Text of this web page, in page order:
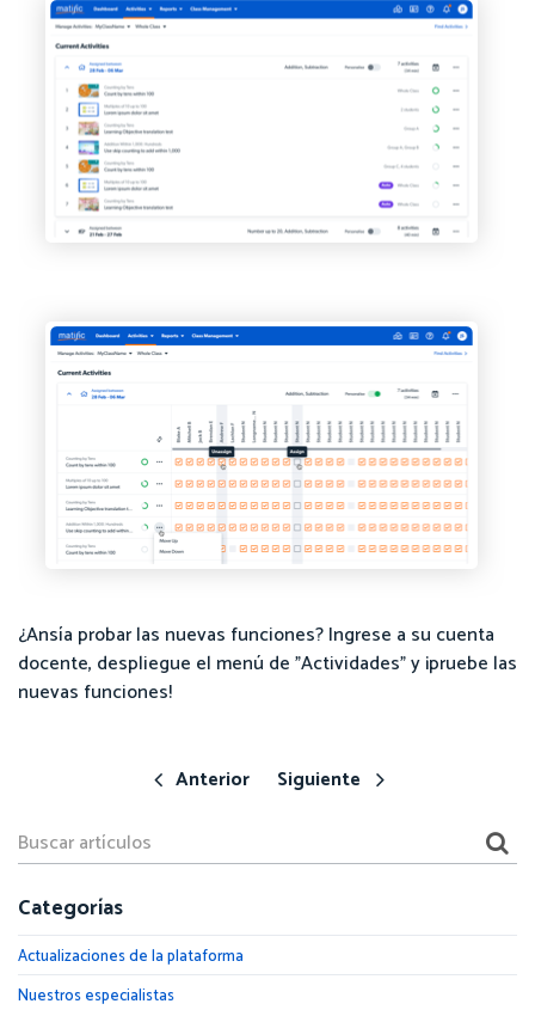
¿Ansía probar las nuevas funciones? Ingrese a su cuenta
docente, despliegue el menú de "Actividades" y ¡pruebe las
nuevas funciones!
Anterior Siguiente
Categorías
Actualizaciones de la plataforma
Nuestros especialistas